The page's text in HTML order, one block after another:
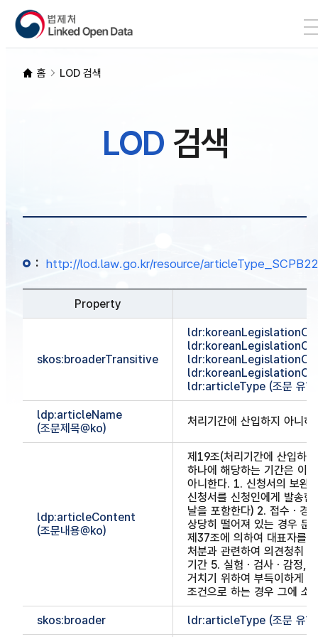
LOD 검색
홈 LOD 검색
LOD검색
: http://lod.law.go.kr/resource/
Property
skos:broaderTransitive
ldr:articleType (조문 유형
ldp:articleName
(조문제목@ko)
처리기간에 산입하지 아니하
ldp:articleContent
(조문내용@ko)
제19조(처리기간에 산입하
하나에 해당하는 기간은 이
아니한다. 1. 신청서의 보완
신청서를 신청인에게 발송
날을 포함한다) 2. 접수ㆍ경
상당히 떨어져 있는 경우 문
제37조에 의하여 대표자를
처분과 관련하여 의견청취
기간 5. 실험ㆍ검사ㆍ감정,
거치기 위하여 부득이하게
조건으로 하는 경우 그에 소
skos:broader ldr:articleType (조문 유형